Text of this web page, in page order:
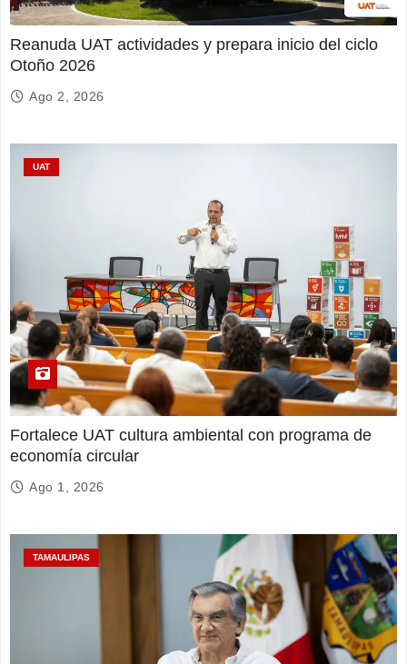
Reanuda UAT actividades y prepara inicio del ciclo
Otoño 2026
Ago 2, 2026
UAT
Fortalece UAT cultura ambiental con programa de
economía circular
Ago 1, 2026
TAMAULIPAS